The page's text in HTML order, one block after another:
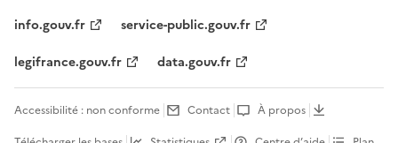
info.gouv.fr
service-public.gouv.fr
legifrance.gouv.fr
data.gouv.fr
Accessibilité : non conforme Contact
À propos